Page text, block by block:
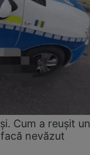
Cum a reușit un
nevăzut